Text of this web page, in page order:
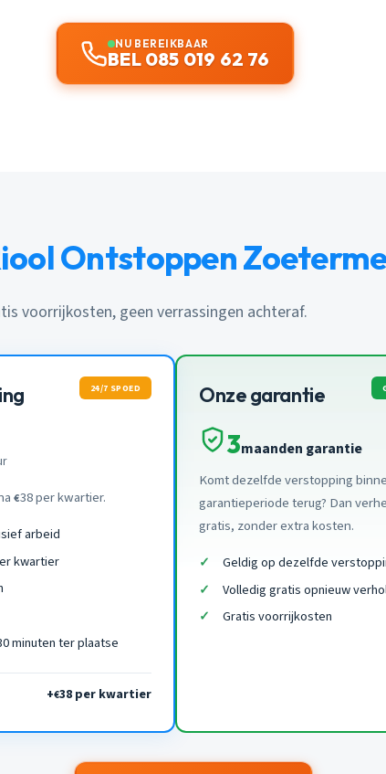
NU BEREIKBAAR
BEL 085 019 62 76
Ontstoppen
voorrijkosten, geen verrassingen achteraf.
24/7 SPOED
€38 per kwartier.
arbeid
kwartier
minuten ter plaatse
+€38 per kwartier
Onze garantie
3maanden garantie
Komt dezelfde verstopping
garantieperiode terug? Dan
gratis, zonder extra kosten.
Geldig op dezelfde
Volledig gratis opnieuw
Gratis voorrijkosten